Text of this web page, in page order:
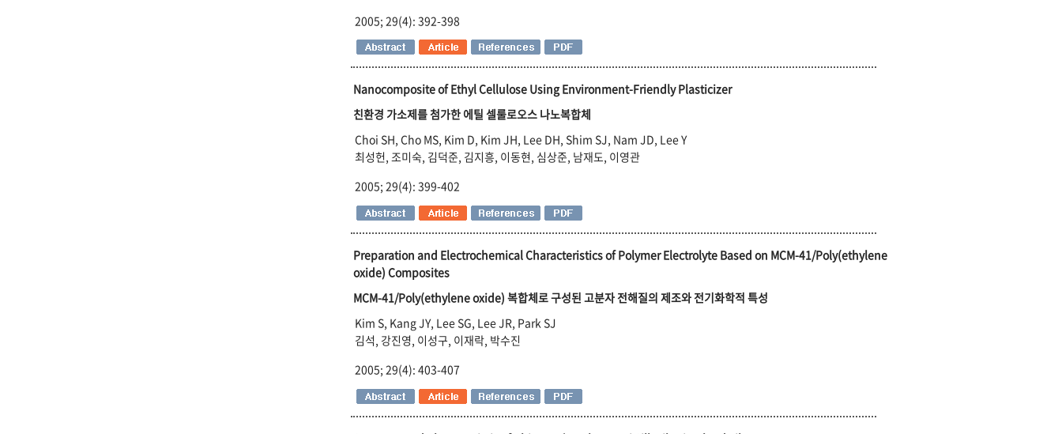
2005; 29(4): 392-398
Nanocomposite of Ethyl Cellulose Using Environment-Friendly Plasticizer
친환경 가소제를 첨가한 에틸 셀룰로오스 나노복합체
Choi SH, Cho MS, Kim D, Kim JH, Lee DH, Shim SJ, Nam JD, Lee Y
최성헌, 조미숙, 김덕준, 김지흥, 이동현, 심상준, 남재도, 이영관
2005; 29(4): 399-402
Preparation and Electrochemical Characteristics of Polymer Electrolyte Based on MCM-41/Poly(ethylene
oxide) Composites
MCM-41/Poly(ethylene oxide) 복합체로 구성된 고분자 전해질의 제조와 전기화학적 특성
Kim S, Kang JY, Lee SG, Lee JR, Park SJ
김석, 강진영, 이성구, 이재락, 박수진
2005; 29(4): 403-407